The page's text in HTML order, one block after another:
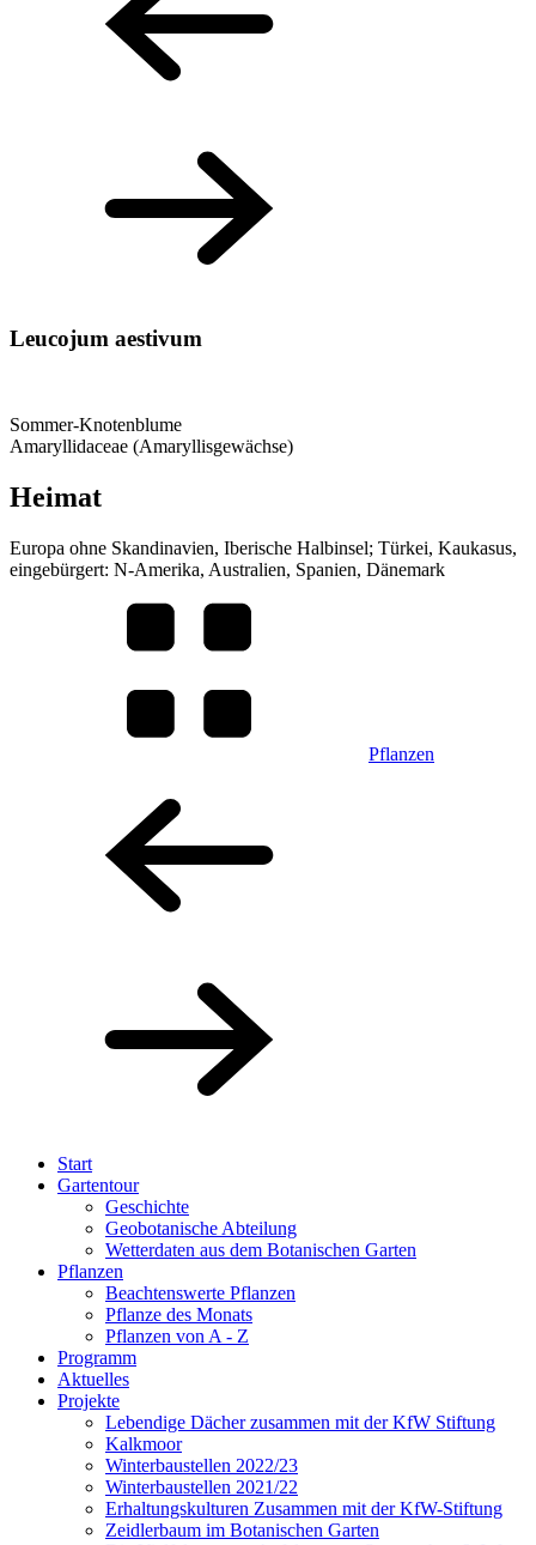
Leucojum aestivum
Sommer-Knotenblume
Amaryllidaceae (Amaryllisgewächse)
Heimat
Europa ohne Skandinavien, Iberische Halbinsel; Türkei, Kaukasus,
eingebürgert: N-Amerika, Australien, Spanien, Dänemark
Pflanzen
Start
Gartentour
Geschichte
Geobotanische Abteilung
Wetterdaten aus dem Botanischen Garten
Pflanzen
Beachtenswerte Pflanzen
Pflanze des Monats
Pflanzen von A - Z
Programm
Aktuelles
Projekte
Lebendige Dächer zusammen mit der KfW Stiftung
Kalkmoor
Winterbaustellen 2022/23
Winterbaustellen 2021/22
Erhaltungskulturen Zusammen mit der KfW-Stiftung
Zeidlerbaum im Botanischen Garten